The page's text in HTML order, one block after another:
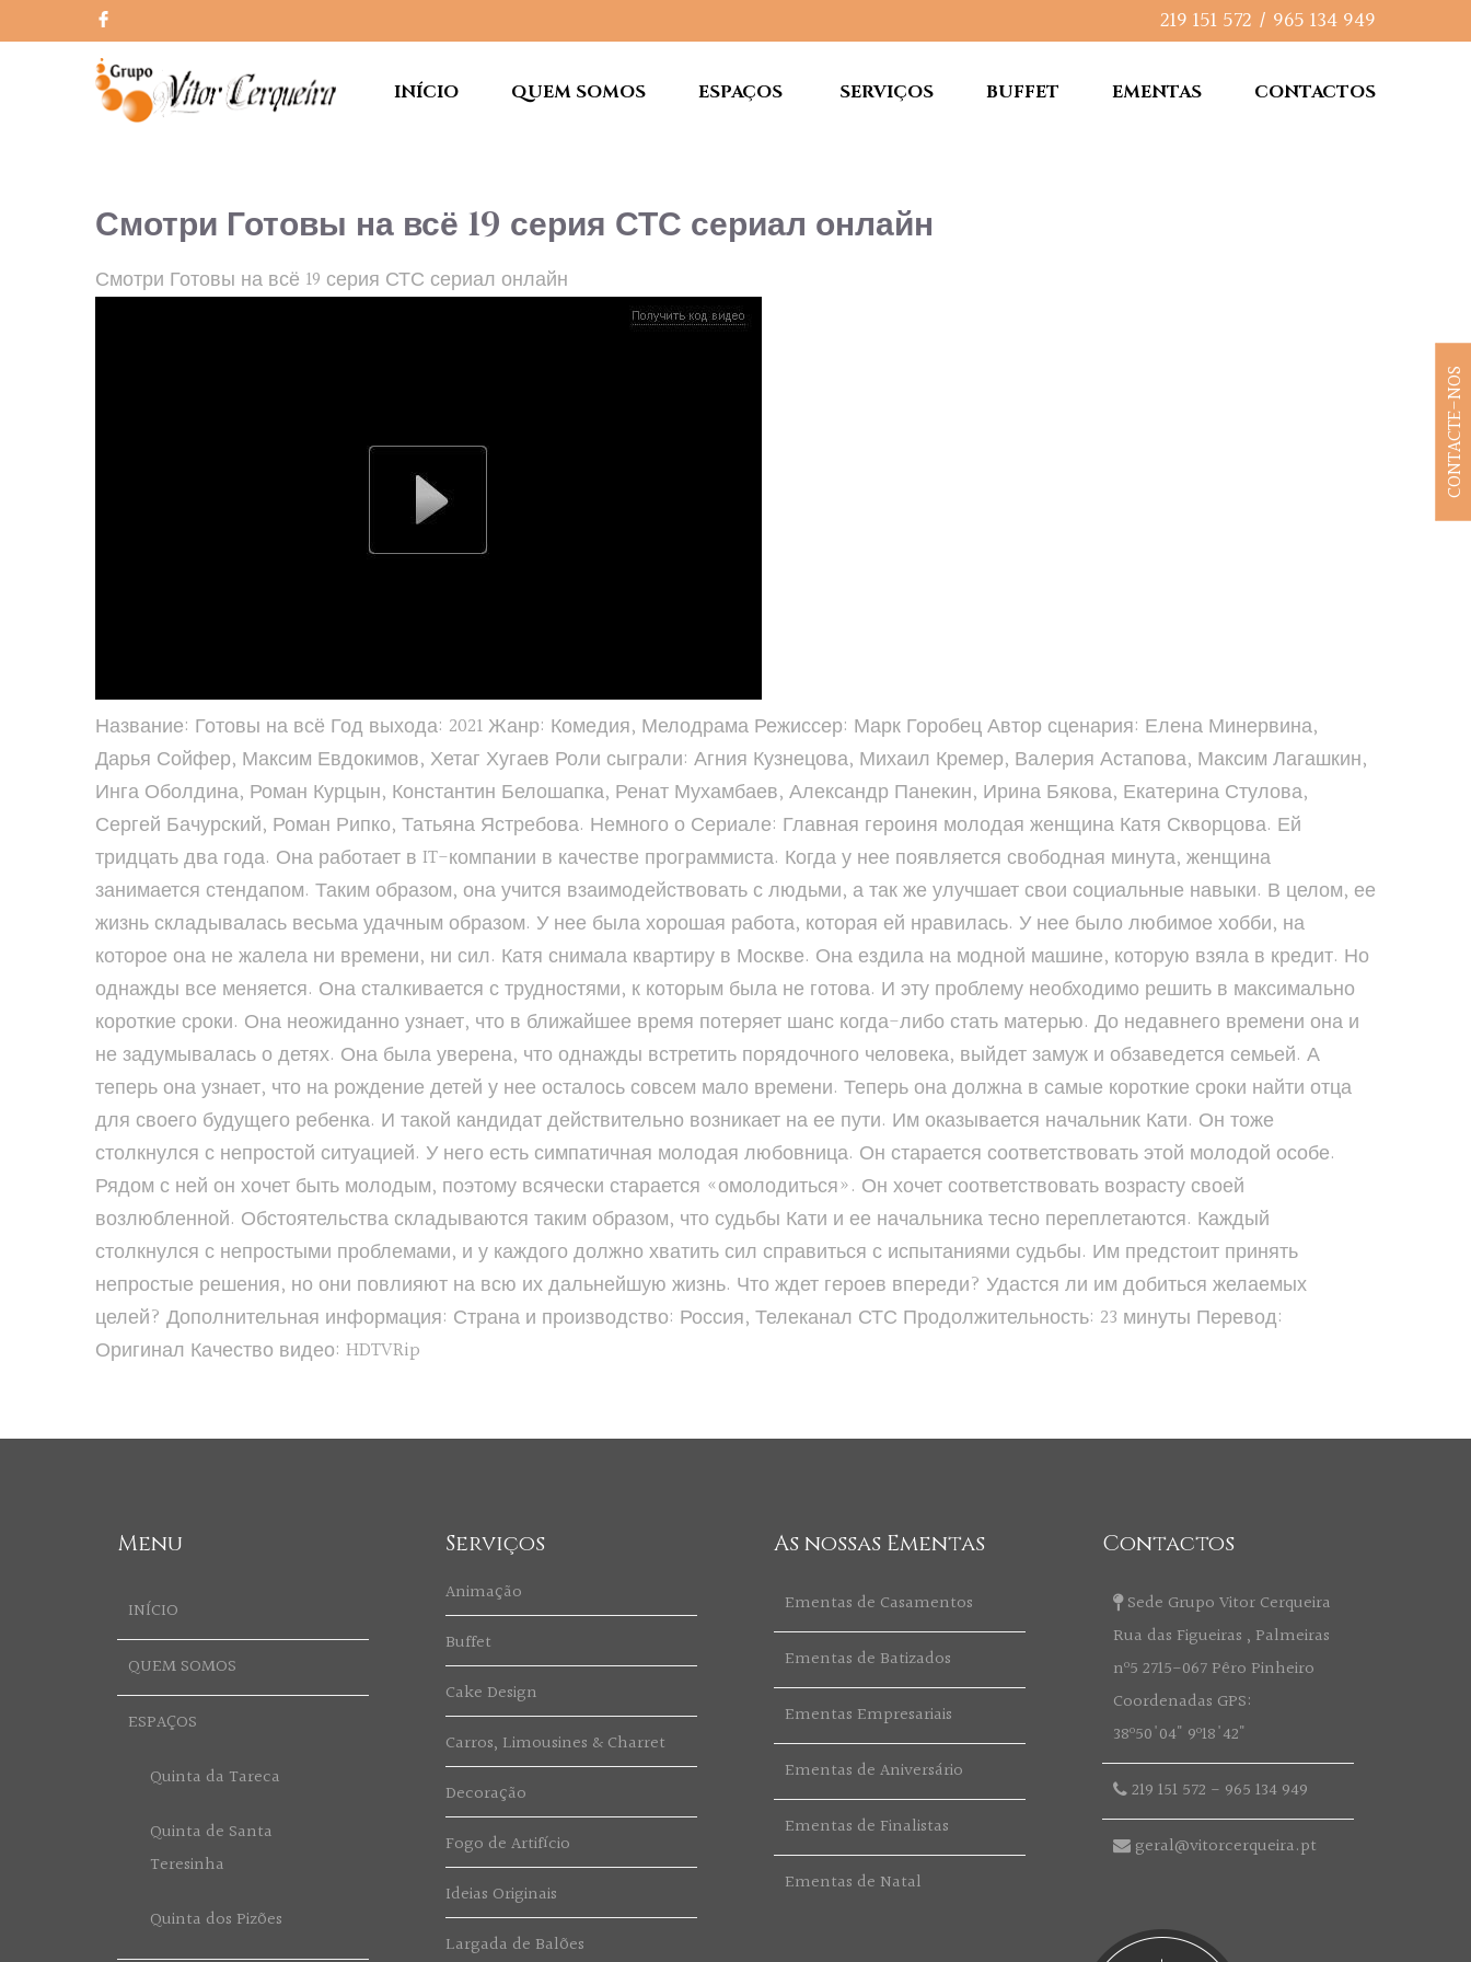
219 151 572 / 965 134 949
INÍCIO QUEM SOMOS ESPAÇOS SERVIÇOS BUFFET EMENTAS CONTACTOS
Смотри Готовы на всё 19 серия СТС сериал онлайн
Смотри Готовы на всё 19 серия СТС сериал онлайн
Название: Готовы на всё Год выхода: 2021 Жанр: Комедия, Мелодрама Режиссер: Марк Горобец Автор сценария: Елена Минервина,
Дарья Сойфер, Максим Евдокимов, Хетаг Хугаев Роли сыграли: Агния Кузнецова, Михаил Кремер, Валерия Астапова, Максим Лагашкин,
Инга Оболдина, Роман Курцын, Константин Белошапка, Ренат Мухамбаев, Александр Панекин, Ирина Бякова, Екатерина Стулова,
Сергей Бачурский, Роман Рипко, Татьяна Ястребова. Немного о Сериале: Главная героиня молодая женщина Катя Скворцова. Ей
тридцать два года. Она работает в IT-компании в качестве программиста. Когда у нее появляется свободная минута, женщина
занимается стендапом. Таким образом, она учится взаимодействовать с людьми, а так же улучшает свои социальные навыки. В целом, ее
жизнь складывалась весьма удачным образом. У нее была хорошая работа, которая ей нравилась. У нее было любимое хобби, на
которое она не жалела ни времени, ни сил. Катя снимала квартиру в Москве. Она ездила на модной машине, которую взяла в кредит. Но
однажды все меняется. Она сталкивается с трудностями, к которым была не готова. И эту проблему необходимо решить в максимально
короткие сроки. Она неожиданно узнает, что в ближайшее время потеряет шанс когда-либо стать матерью. До недавнего времени она и
не задумывалась о детях. Она была уверена, что однажды встретить порядочного человека, выйдет замуж и обзаведется семьей. А
теперь она узнает, что на рождение детей у нее осталось совсем мало времени. Теперь она должна в самые короткие сроки найти отца
для своего будущего ребенка. И такой кандидат действительно возникает на ее пути. Им оказывается начальник Кати. Он тоже
столкнулся с непростой ситуацией. У него есть симпатичная молодая любовница. Он старается соответствовать этой молодой особе.
Рядом с ней он хочет быть молодым, поэтому всячески старается «омолодиться». Он хочет соответствовать возрасту своей
возлюбленной. Обстоятельства складываются таким образом, что судьбы Кати и ее начальника тесно переплетаются. Каждый
столкнулся с непростыми проблемами, и у каждого должно хватить сил справиться с испытаниями судьбы. Им предстоит принять
непростые решения, но они повлияют на всю их дальнейшую жизнь. Что ждет героев впереди? Удастся ли им добиться желаемых
целей? Дополнительная информация: Страна и производство: Россия, Телеканал СТС Продолжительность: 23 минуты Перевод:
Оригинал Качество видео: HDTVRip
Menu
INÍCIO
QUEM SOMOS
ESPAÇOS
Quinta da Tareca
Quinta de Santa
Teresinha
Quinta dos Pizões
Serviços
Animação
Buffet
Cake Design
Carros, Limousines & Charret
Decoração
Fogo de Artifício
Ideias Originais
Largada de Balões
As nossas Ementas
Ementas de Casamentos
Ementas de Batizados
Ementas Empresariais
Ementas de Aniversário
Ementas de Finalistas
Ementas de Natal
Contactos
Sede Grupo Vitor Cerqueira
Rua das Figueiras , Palmeiras
nº5 2715-067 Pêro Pinheiro
Coordenadas GPS:
38º50'04" 9º18'42"
219 151 572 - 965 134 949
geral@vitorcerqueira.pt
CONTACTE-NOS